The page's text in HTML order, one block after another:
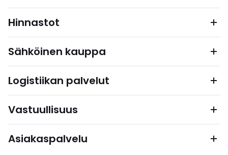
Hinnastot
Sähköinen kauppa
Logistiikan palvelut
Vastuullisuus
Asiakaspalvelu